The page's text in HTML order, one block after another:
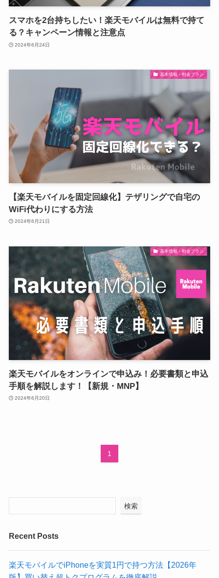
スマホを2台持ちしたい！楽天モバイルは無料で持て
る？キャンペーン情報と注意点
2024年6月24日
基本情報・料金プラン
【楽天モバイルを固定回線化】テザリングで自宅の
WiFi代わりにする方法
2024年6月21日
基本情報・料金プラン
楽天モバイルをオンラインで申込み！必要書類と申込
手順を解説します！【新規・MNP】
2024年6月20日
1
検索
Recent Posts
楽天モバイルでiPhoneを実質1円で持つ方法【2026年